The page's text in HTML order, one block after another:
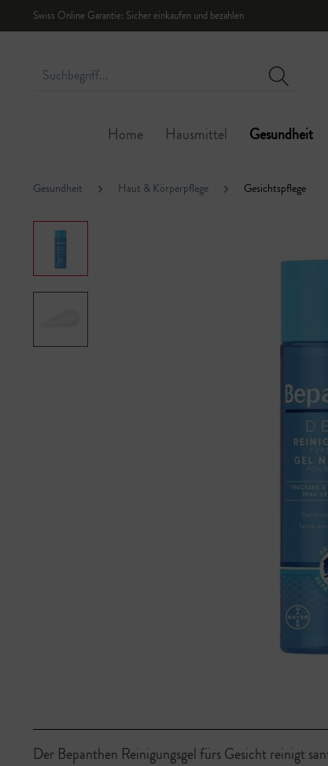
Swiss Online Garantie: Sicher einkaufen und bezahlen
Home Hausmittel Gesundheit
Gesundheit Haut & Körperpflege Gesichtspflege
Der Bepanthen Reinigungsgel fürs Gesicht reinigt